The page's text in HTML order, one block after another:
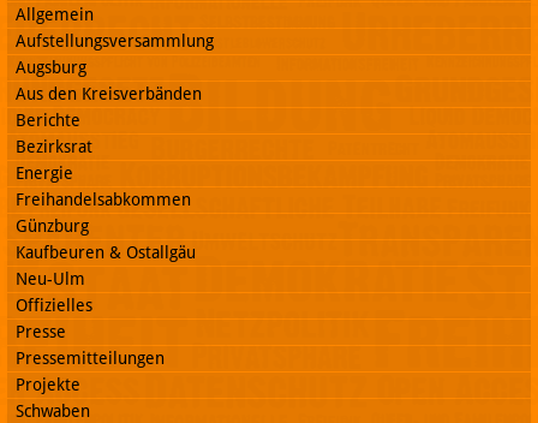
Allgemein
Aufstellungsversammlung
Augsburg
Aus den Kreisverbänden
Berichte
Bezirksrat
Energie
Freihandelsabkommen
Günzburg
Kaufbeuren & Ostallgäu
Neu-Ulm
Offizielles
Presse
Pressemitteilungen
Projekte
Schwaben